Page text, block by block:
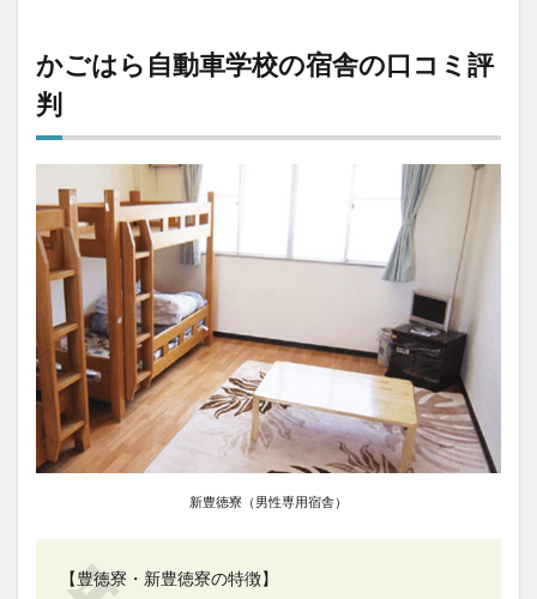
かごはら自動車学校の宿舎の口コミ評
判
新豊徳寮（男性専用宿舎）
【豊徳寮・新豊徳寮の特徴】